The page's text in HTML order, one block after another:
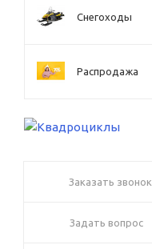
Снегоходы
Распродажа
Заказать звонок
Задать вопрос